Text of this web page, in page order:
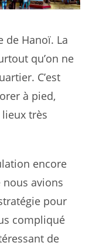
de Hanoï. La
qu’on ne
C’est
à pied,
très
encore
avions
pour
compliqué
de